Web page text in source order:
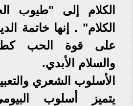
الكلام إلى "طيوب
الكلام" . إنها خاتمة
على قوة الحب
والسلام الأبدي.
الأسلوب الشعري
يتميز أسلوب